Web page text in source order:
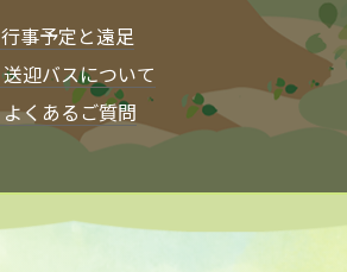
行事予定と遠足
送迎バスについて
よくあるご質問